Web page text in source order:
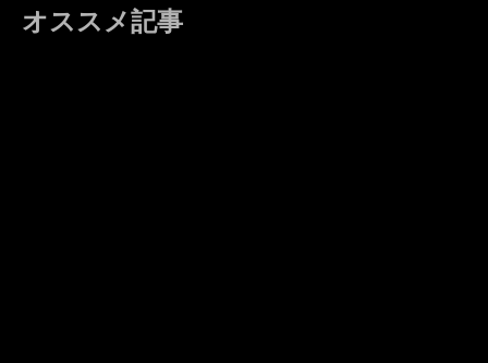
オススメ記事